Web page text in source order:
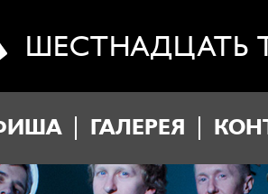
ШЕСТНАДЦАТЬ
ГАЛЕРЕЯ